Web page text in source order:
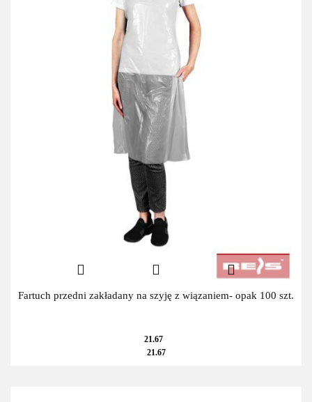
Fartuch przedni zakładany na szyję z wiązaniem- opak 100 szt.
21.67
21.67